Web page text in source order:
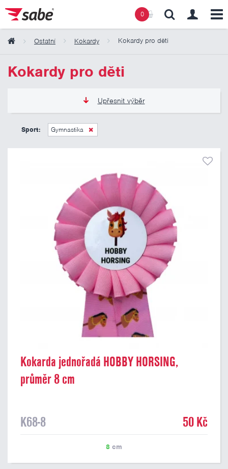
0
Ostatní Kokardy Kokardy pro děti
Kokardy pro děti
Upřesnit výběr
50 Kč
Sport: Gymnastika
Kokarda jednořadá HOBBY HORSING,
průměr 8 cm
K68-8 50 Kč
8 cm
Obsah košíku